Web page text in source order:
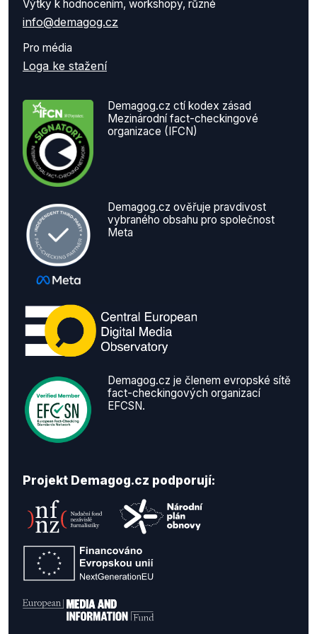
Výtky k hodnocením, workshopy, různé
info@demagog.cz
Pro média
Loga ke stažení
Demagog.cz ctí kodex zásad
Mezinárodní fact-checkingové
organizace (IFCN)
Demagog.cz ověřuje pravdivost
vybraného obsahu pro společnost
Meta
Demagog.cz je členem evropské sítě
fact-checkingových organizací
EFCSN.
Projekt Demagog.cz podporují: